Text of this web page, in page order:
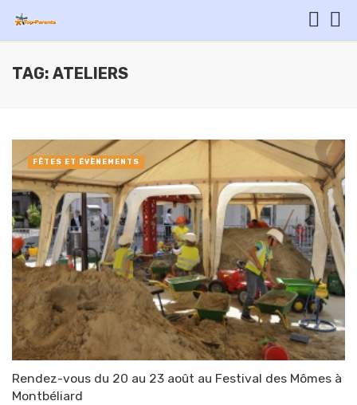
TAG: ATELIERS
Rendez-vous du 20 au 23 août au Festival des Mômes à
Montbéliard
FÊTES ET ÉVÈNEMENTS